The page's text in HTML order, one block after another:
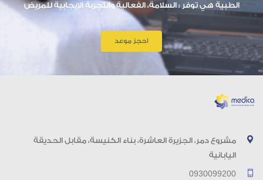
الطبية هي توفر : السلامة، الفعالية والتجربة الإيجابية للمريض
احجز موعد
مشروع دمر، الجزيرة العاشرة، بناء الكنيسة، مقابل الحديقة
اليابانية
0930099200